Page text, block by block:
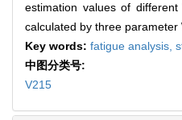
estimation values of
calculated by three
Key words: fatigue analysis,
中图分类号:
V215